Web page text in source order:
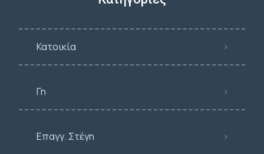
Κατοικία
Γη
Επαγγ. Στέγη